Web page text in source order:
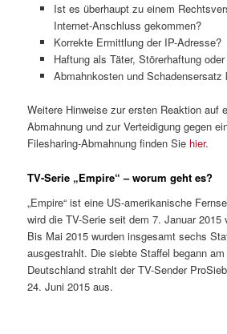
Ist es überhaupt zu einem
Internet-Anschluss gekommen?
Korrekte Ermittlung der IP-Adresse?
Haftung als Täter, Störerhaftung
Abmahnkosten und Schadensersatz
Weitere Hinweise zur ersten Reaktion auf
Abmahnung und zur Verteidigung gegen
Filesharing-Abmahnung finden Sie hier.
TV-Serie „Empire“ – worum geht es?
„Empire“ ist eine US-amerikanische
wird die TV-Serie seit dem 7. Januar
Bis Mai 2015 wurden insgesamt sechs
ausgestrahlt. Die siebte Staffel begann
Deutschland strahlt der TV-Sender
24. Juni 2015 aus.